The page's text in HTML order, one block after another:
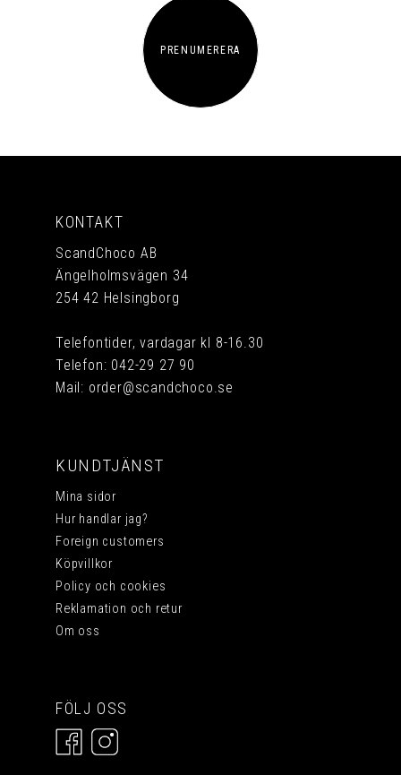
PRENUMERERA
KONTAKT
ScandChoco AB
Ängelholmsvägen 34
254 42 Helsingborg
Telefontider, vardagar kl 8-16.30
Telefon: 042-29 27 90
Mail: order@scandchoco.se
KUNDTJÄNST
Mina sidor
Hur handlar jag?
Foreign customers
Köpvillkor
Policy och cookies
Reklamation och retur
Om oss
FÖLJ OSS